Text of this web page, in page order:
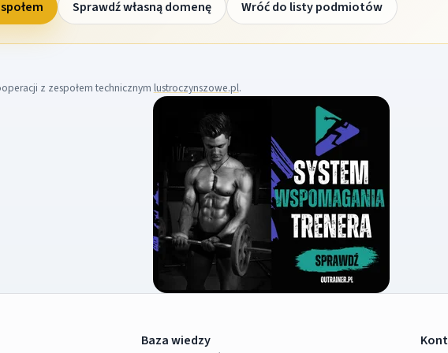
Sprawdź własną domenę Wróć do listy podmiotów
z zespołem technicznym lustroczynszowe.pl.
Baza wiedzy